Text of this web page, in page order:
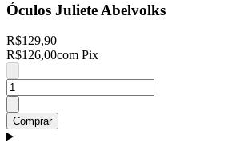
Óculos Juliete Abelvolks
R$129,90
R$126,00com Pix
Comprar